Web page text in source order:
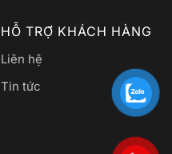
HỖ TRỢ KHÁCH HÀNG
Liên hệ
Tin tức